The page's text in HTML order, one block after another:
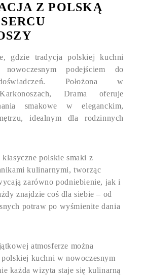
W SERCU KARKONOSZY
LUNCH DNIA
Z POLSKĄ
gdzie tradycja polskiej kuchni
podejściem do
Położona w
Drama oferuje
smakowe w eleganckim,
idealnym dla rodzinnych
klasyczne polskie smaki z
kulinarnymi, tworząc
zarówno podniebienie, jak i
znajdzie coś dla siebie – od
potraw po wyśmienite dania
atmosferze można
kuchni w nowoczesnym
każda wizyta staje się kulinarną